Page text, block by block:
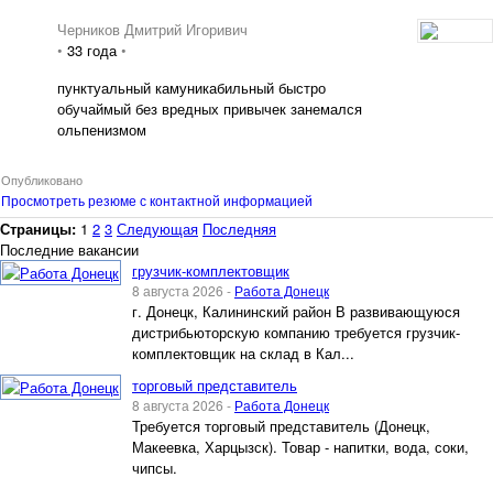
Черников Дмитрий Игоривич
• 33 года •
пунктуальный камуникабильный быстро
обучаймый без вредных привычек занемался
ольпенизмом
Опубликовано
Просмотреть резюме с контактной информацией
Страницы: 1 2 3 Следующая Последняя
Последние вакансии
грузчик-комплектовщик
8 августа 2026 - Работа Донецк
г. Донецк, Калининский район В развивающуюся
дистрибьюторскую компанию требуется грузчик-
комплектовщик на склад в Кал...
торговый представитель
8 августа 2026 - Работа Донецк
Требуется торговый представитель (Донецк,
Макеевка, Харцызск). Товар - напитки, вода, соки,
чипсы.